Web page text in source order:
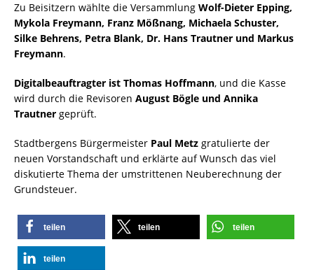
Zu Beisitzern wählte die Versammlung Wolf-Dieter Epping,
Mykola Freymann, Franz Mößnang, Michaela Schuster,
Silke Behrens, Petra Blank, Dr. Hans Trautner und Markus
Freymann.
Digitalbeauftragter ist Thomas Hoffmann, und die Kasse
wird durch die Revisoren August Bögle und Annika
Trautner geprüft.
Stadtbergens Bürgermeister Paul Metz gratulierte der
neuen Vorstandschaft und erklärte auf Wunsch das viel
diskutierte Thema der umstrittenen Neuberechnung der
Grundsteuer.
teilen teilen teilen
teilen